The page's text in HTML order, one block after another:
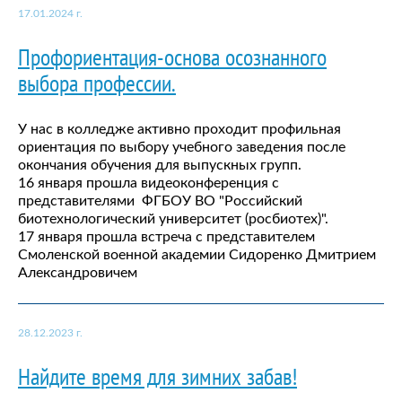
17.01.2024 г.
Профориентация-основа осознанного
выбора профессии.
У нас в колледже активно проходит профильная
ориентация по выбору учебного заведения после
окончания обучения для выпускных групп.
16 января прошла видеоконференция с
представителями ФГБОУ ВО "Российский
биотехнологический университет (росбиотех)".
17 января прошла встреча с представителем
Смоленской военной академии Сидоренко Дмитрием
Александровичем
28.12.2023 г.
Найдите время для зимних забав!